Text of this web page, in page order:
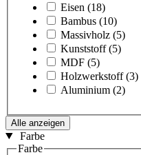
Eisen (18)
Bambus (10)
Massivholz (5)
Kunststoff (5)
MDF (5)
Holzwerkstoff (3)
Aluminium (2)
Alle anzeigen
Farbe
Farbe